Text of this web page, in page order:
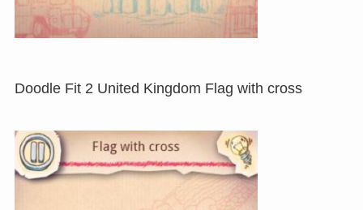
Doodle Fit 2 United Kingdom Flag with cross